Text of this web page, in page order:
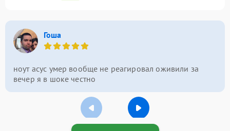
Гоша
ноут асус умер вообще не реагировал оживили за
вечер я в шоке честно